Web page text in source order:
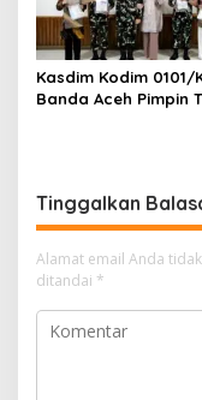
Kasdim Kodim 0101/
Banda Aceh Pimpin
Tinggalkan
Alamat email Anda
ditandai *